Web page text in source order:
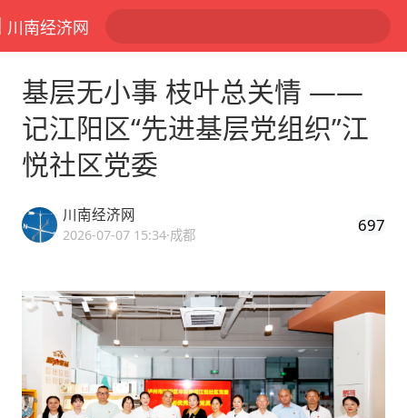
川南经济网
基层无小事 枝叶总关情 ——
记江阳区“先进基层党组织”江
悦社区党委
川南经济网
2026-07-07 15:34·成都 697